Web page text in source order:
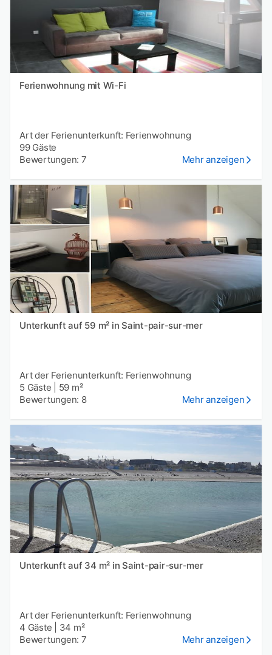
Ferienwohnung mit Wi-Fi
Art der Ferienunterkunft: Ferienwohnung
99 Gäste
Bewertungen: 7
Mehr anzeigen
Unterkunft auf 59 m² in Saint-pair-sur-mer
Art der Ferienunterkunft: Ferienwohnung
5 Gäste
59 m²
Bewertungen: 8
Mehr anzeigen
Unterkunft auf 34 m² in Saint-pair-sur-mer
Art der Ferienunterkunft: Ferienwohnung
4 Gäste
34 m²
Bewertungen: 7
Mehr anzeigen